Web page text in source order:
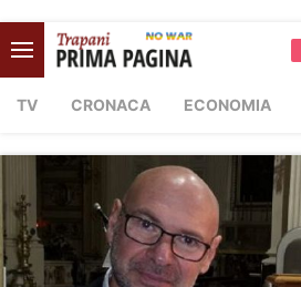
TV CRONACA ECONOMIA